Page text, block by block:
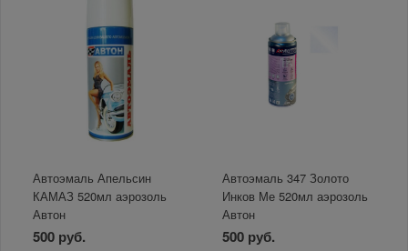
Автоэмаль Апельсин
КАМАЗ 520мл аэрозоль
Автон
500 руб.
Автоэмаль 347 Золото
Инков Ме 520мл аэрозоль
Автон
500 руб.